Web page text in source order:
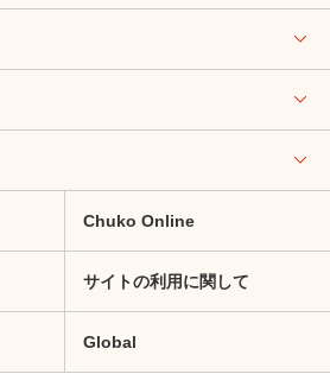
Chuko Online
サイトの利用に関して
Global